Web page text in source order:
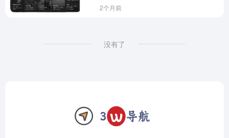
2个月前
没有了